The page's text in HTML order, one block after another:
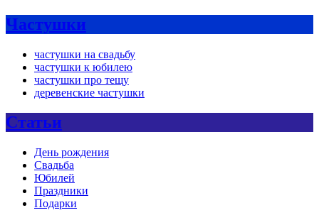
Частушки
частушки на свадьбу
частушки к юбилею
частушки про тещу
деревенские частушки
Статьи
День рождения
Свадьба
Юбилей
Праздники
Подарки